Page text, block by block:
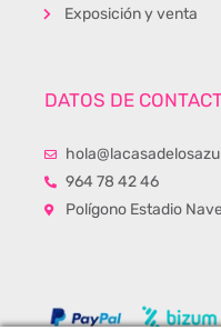
Exposición y venta
DATOS DE
964 78 42 46
Polígono Estadio